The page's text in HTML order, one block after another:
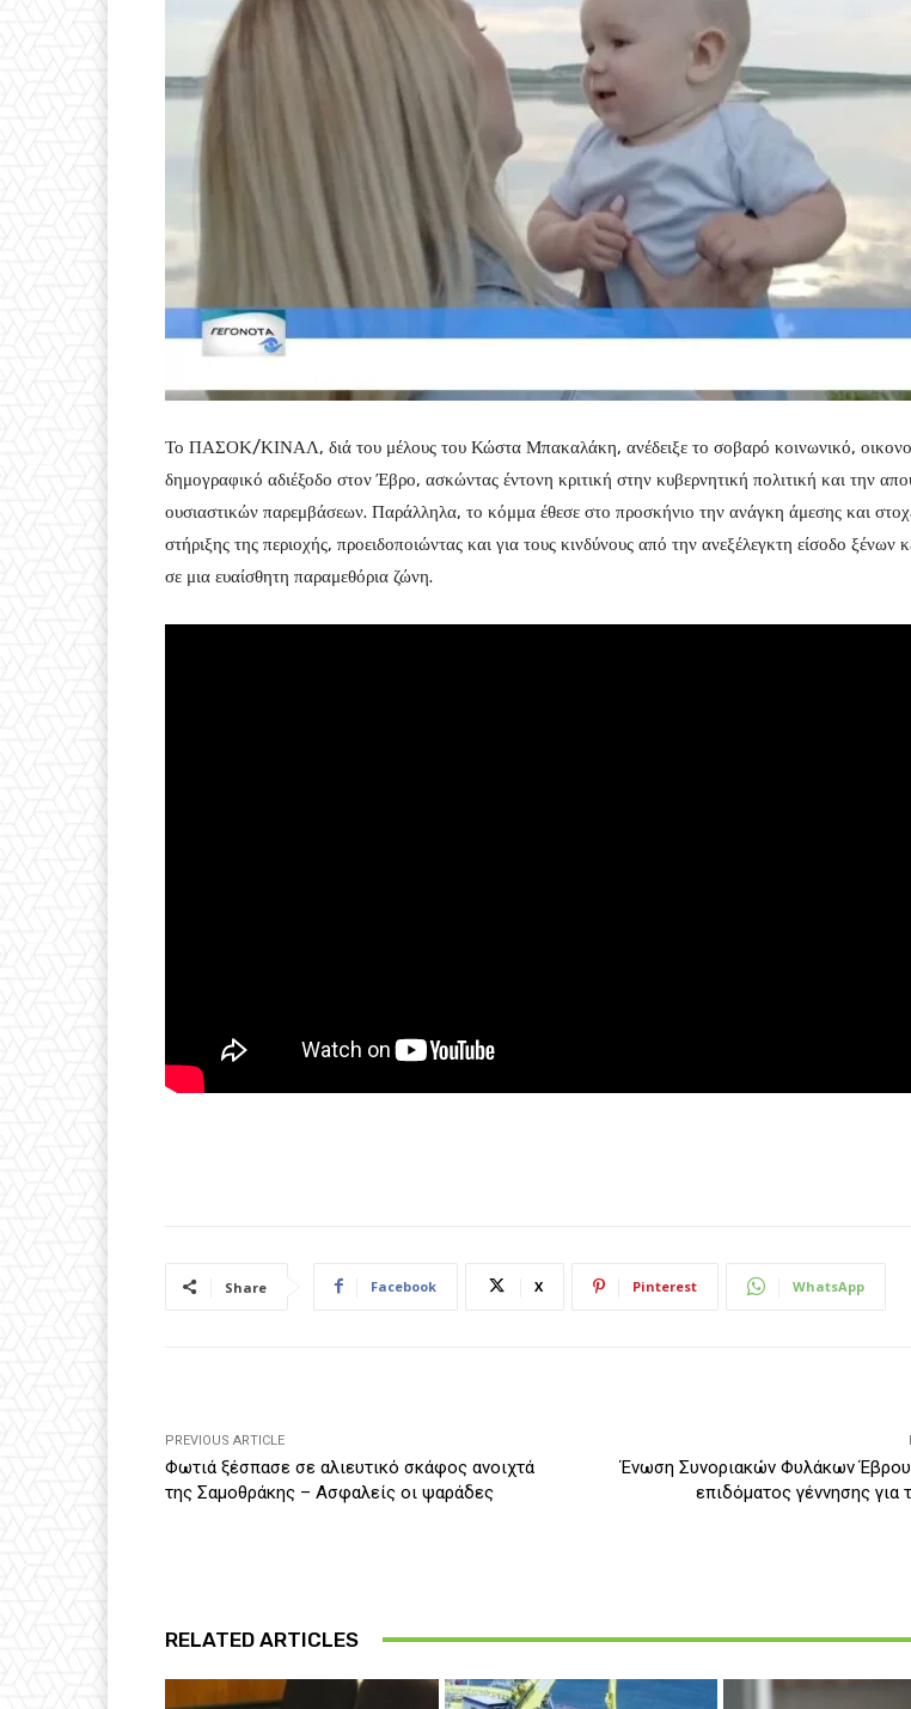
Το ΠΑΣΟΚ/ΚΙΝΑΛ, διά του μέλους του Κώστα Μπακαλάκη, ανέδειξε το σοβαρό κοινωνικό,
δημογραφικό αδιέξοδο στον Έβρο, ασκώντας έντονη κριτική στην κυβερνητική πολιτική και την
ουσιαστικών παρεμβάσεων. Παράλληλα, το κόμμα έθεσε στο προσκήνιο την ανάγκη άμεσης και
στήριξης της περιοχής, προειδοποιώντας και για τους κινδύνους από την ανεξέλεγκτη είσοδο ξένων
σε μια ευαίσθητη παραμεθόρια ζώνη.
Share Facebook X Pinterest WhatsApp
PREVIOUS ARTICLE
Φωτιά ξέσπασε σε αλιευτικό σκάφος ανοιχτά
της Σαμοθράκης – Ασφαλείς οι ψαράδες
Ένωση Συνοριακών Φυλάκων
επιδόματος γέννησης για
RELATED ARTICLES